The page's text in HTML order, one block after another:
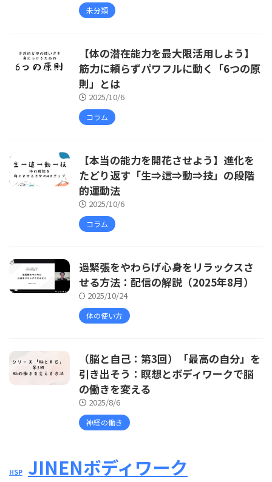
未分類
【体の潜在能力を最大限活用しよう】
筋力に頼らずパワフルに動く「6つの原
則」とは
2025/10/6
コラム
【本当の能力を開花させよう】進化を
たどり返す「生⇒這⇒動⇒技」の段階
的運動法
2025/10/6
コラム
過緊張をやわらげ心身をリラックスさ
せる方法：配信の解説（2025年8月）
2025/10/24
体の使い方
（脳と自己：第3回）「最高の自分」を
引き出そう：瞑想とボディワークで脳
の働きを変える
2025/8/6
神経の働き
HSP JINENボディワーク